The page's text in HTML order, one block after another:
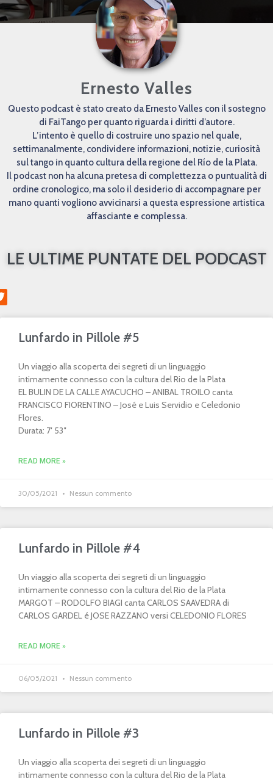
Ernesto Valles
Questo podcast è stato creato da Ernesto Valles con il sostegno
di FaiTango per quanto riguarda i diritti d’autore.
L’intento è quello di costruire uno spazio nel quale,
settimanalmente, condividere informazioni, notizie, curiosità
sul tango in quanto cultura della regione del Río de la Plata.
Il podcast non ha alcuna pretesa di complettezza o puntualità di
ordine cronologico, ma solo il desiderio di accompagnare per
mano quanti vogliono avvicinarsi a questa espressione artistica
affasciante e complessa.
LE ULTIME PUNTATE DEL PODCAST
Lunfardo in Pillole #5
Un viaggio alla scoperta dei segreti di un linguaggio
intimamente connesso con la cultura del Rio de la Plata
EL BULIN DE LA CALLE AYACUCHO – ANIBAL TROILO canta
FRANCISCO FIORENTINO – José e Luis Servidio e Celedonio
Flores.
Durata: 7′ 53″
READ MORE »
30/05/2021 Nessun commento
Lunfardo in Pillole #4
Un viaggio alla scoperta dei segreti di un linguaggio
intimamente connesso con la cultura del Rio de la Plata
MARGOT – RODOLFO BIAGI canta CARLOS SAAVEDRA di
CARLOS GARDEL é JOSE RAZZANO versi CELEDONIO FLORES
READ MORE »
06/05/2021 Nessun commento
Lunfardo in Pillole #3
Un viaggio alla scoperta dei segreti di un linguaggio
intimamente connesso con la cultura del Rio de la Plata